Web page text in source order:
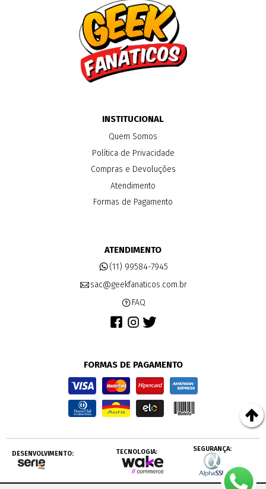
INSTITUCIONAL
Quem Somos
Política de Privacidade
Compras e Devoluções
Atendimento
Formas de Pagamento
ATENDIMENTO
(11) 99584-7945
sac@geekfanaticos.com.br
FAQ
FORMAS DE PAGAMENTO
DESENVOLVIMENTO: TECNOLOGIA: SEGURANÇA: